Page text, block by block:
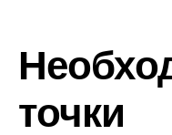
точки